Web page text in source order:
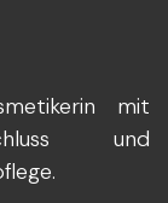
mit
und